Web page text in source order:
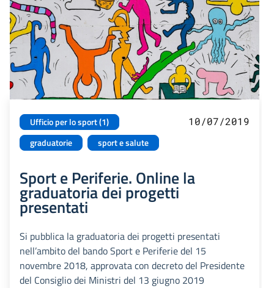
Ufficio per lo sport (1)
graduatorie
sport e salute
10/07/2019
Sport e Periferie. Online la
graduatoria dei progetti
presentati
Si pubblica la graduatoria dei progetti presentati
nell’ambito del bando Sport e Periferie del 15
novembre 2018, approvata con decreto del Presidente
del Consiglio dei Ministri del 13 giugno 2019